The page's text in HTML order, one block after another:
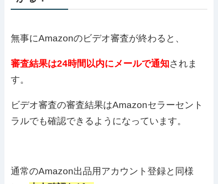
無事にAmazonのビデオ審査が終わると、
審査結果は24時間以内にメールで通知されま
す。
ビデオ審査の審査結果はAmazonセラーセント
ラルでも確認できるようになっています。
通常のAmazon出品用アカウント登録と同様